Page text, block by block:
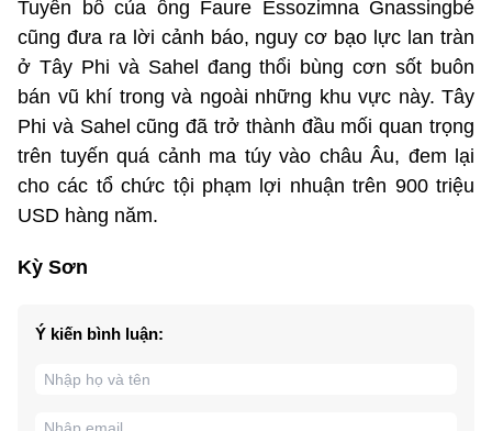
Tuyên bố của ông Faure Essozimna Gnassingbé
cũng đưa ra lời cảnh báo, nguy cơ bạo lực lan tràn
ở Tây Phi và Sahel đang thổi bùng cơn sốt buôn
bán vũ khí trong và ngoài những khu vực này. Tây
Phi và Sahel cũng đã trở thành đầu mối quan trọng
trên tuyến quá cảnh ma túy vào châu Âu, đem lại
cho các tổ chức tội phạm lợi nhuận trên 900 triệu
USD hàng năm.
Kỳ Sơn
Ý kiến bình luận: